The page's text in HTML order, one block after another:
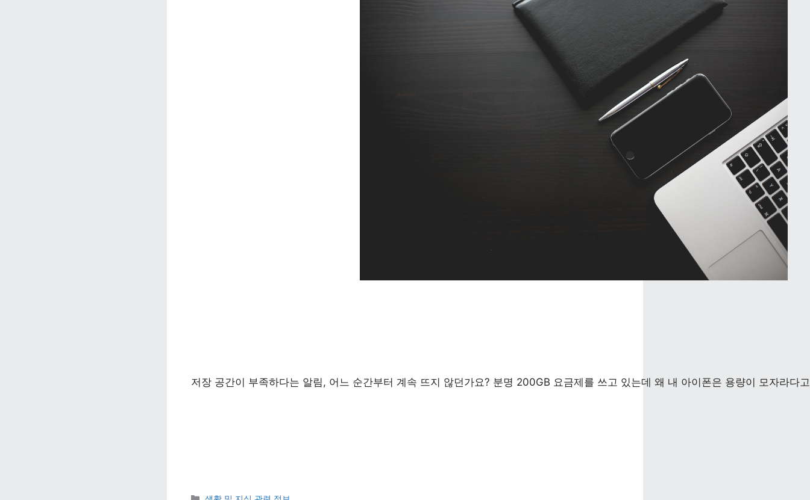
저장 공간이 부족하다는 알림, 어느 순간부터 계속 뜨지 않던가요? 분명 200GB 요금제를 쓰고 있는데 왜 내 아이폰은 용량이 모자라
카테고리